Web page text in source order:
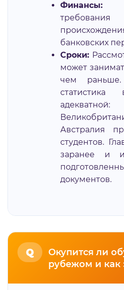
Финансы:
банковских
Сроки:
может
чем
статистика
Австралия
студентов.
заранее и
документов.
Q
Окупится ли
рубежом и как